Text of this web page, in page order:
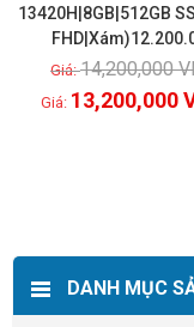
Xem chi
13420H|8GB|512GB
14,200,000
13,200,000
DANH MỤC